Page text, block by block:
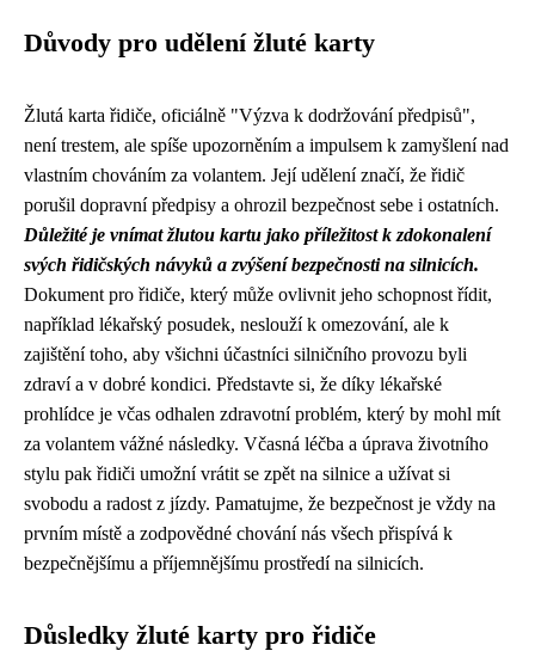
Důvody pro udělení žluté karty
Žlutá karta řidiče, oficiálně "Výzva k dodržování předpisů",
není trestem, ale spíše upozorněním a impulsem k zamyšlení nad
vlastním chováním za volantem. Její udělení značí, že řidič
porušil dopravní předpisy a ohrozil bezpečnost sebe i ostatních.
Důležité je vnímat žlutou kartu jako příležitost k zdokonalení
svých řidičských návyků a zvýšení bezpečnosti na silnicích.
Dokument pro řidiče, který může ovlivnit jeho schopnost řídit,
například lékařský posudek, neslouží k omezování, ale k
zajištění toho, aby všichni účastníci silničního provozu byli
zdraví a v dobré kondici. Představte si, že díky lékařské
prohlídce je včas odhalen zdravotní problém, který by mohl mít
za volantem vážné následky. Včasná léčba a úprava životního
stylu pak řidiči umožní vrátit se zpět na silnice a užívat si
svobodu a radost z jízdy. Pamatujme, že bezpečnost je vždy na
prvním místě a zodpovědné chování nás všech přispívá k
bezpečnějšímu a příjemnějšímu prostředí na silnicích.
Důsledky žluté karty pro řidiče